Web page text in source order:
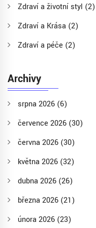
Zdraví a životní styl (2)
Zdraví a Krása (2)
Zdraví a péče (2)
Archivy
srpna 2026 (6)
července 2026 (30)
června 2026 (30)
května 2026 (32)
dubna 2026 (26)
března 2026 (21)
února 2026 (23)